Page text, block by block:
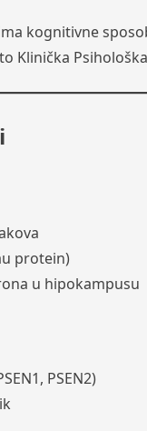
kognitivne
Klinička
protein)
u hipokampusu
PSEN2)